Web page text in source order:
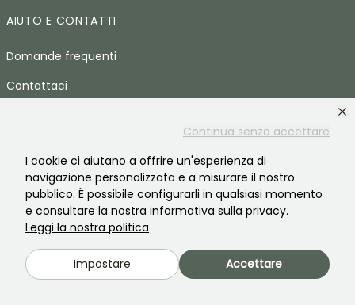
Continua senza accettare
I cookie ci aiutano a offrire un'esperienza di
navigazione personalizzata e a misurare il nostro
pubblico. È possibile configurarli in qualsiasi momento
e consultare la nostra informativa sulla privacy.
Leggi la nostra politica
Impostare Accettare
AIUTO E CONTATTI
Domande frequenti
Contattaci
Promessedefleurs.com
Promessedefleurs.ie
Promessedefleurs.de
Promessedefleurs.es
Promessedefleurs.at